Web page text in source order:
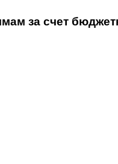
за счет